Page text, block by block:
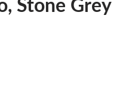
Stone Grey